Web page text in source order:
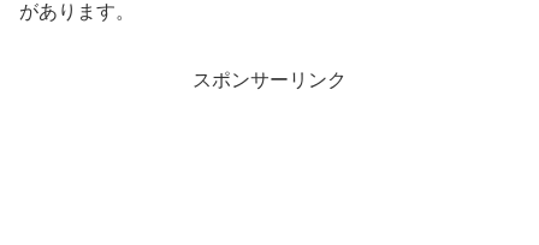
があります。
スポンサーリンク